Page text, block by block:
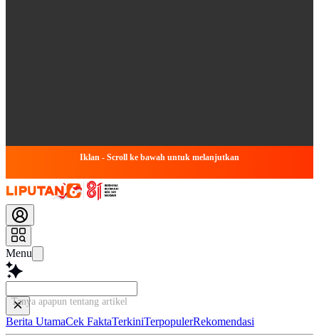
Iklan - Scroll ke bawah untuk melanjutkan
Menu
Tanya apapun tentang artikel ini...
Berita UtamaCek FaktaTerkiniTerpopulerRekomendasi